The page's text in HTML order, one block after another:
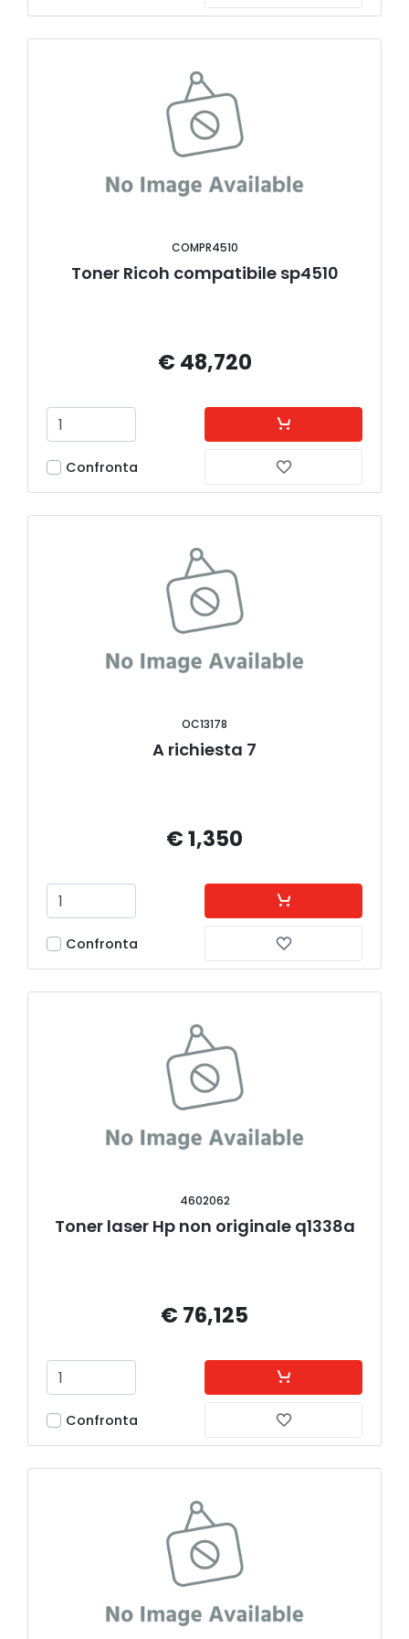
COMPR4510
Toner Ricoh compatibile sp4510
€ 48,720
Confronta
OC13178
A richiesta 7
€ 1,350
Confronta
4602062
Toner laser Hp non originale q1338a
€ 76,125
Confronta